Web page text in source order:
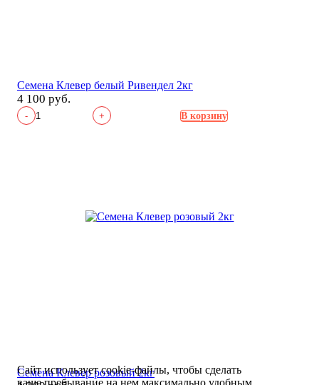
Семена Клевер белый Ривендел 2кг
4 100 руб.
- + В корзину
Семена Клевер розовый 2кг
Сайт использует cookie-файлы, чтобы сделать
ваше пребывание на нем максимально удобным.